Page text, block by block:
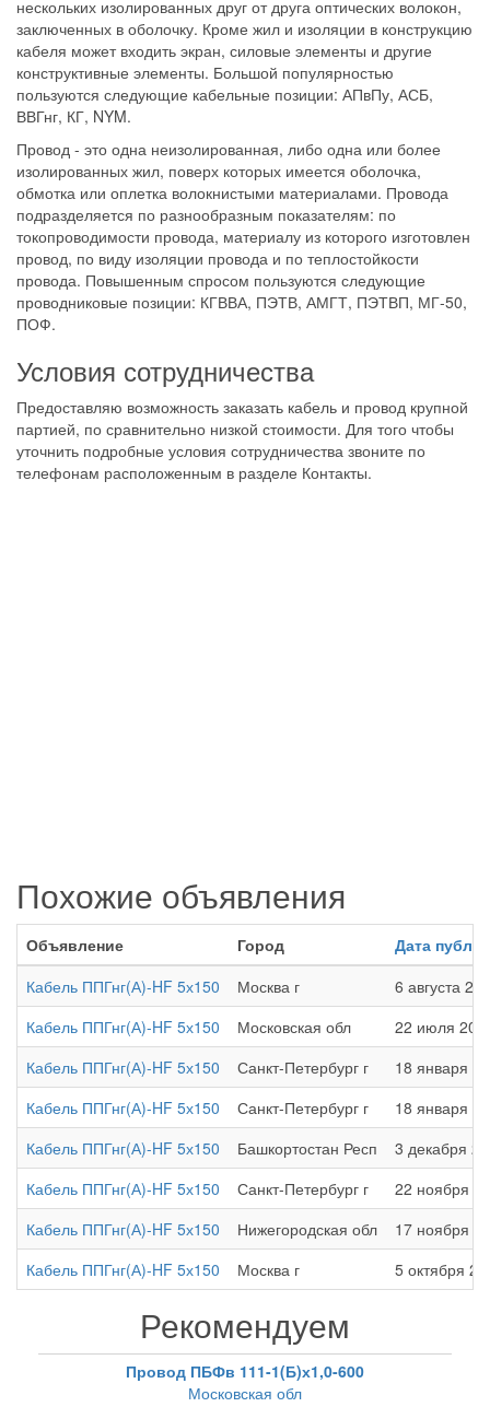
нескольких изолированных друг от друга оптических волокон,
заключенных в оболочку. Кроме жил и изоляции в конструкцию
кабеля может входить экран, силовые элементы и другие
конструктивные элементы. Большой популярностью
пользуются следующие кабельные позиции: АПвПу, АСБ,
ВВГнг, КГ, NYM.
Провод - это одна неизолированная, либо одна или более
изолированных жил, поверх которых имеется оболочка,
обмотка или оплетка волокнистыми материалами. Провода
подразделяется по разнообразным показателям: по
токопроводимости провода, материалу из которого изготовлен
провод, по виду изоляции провода и по теплостойкости
провода. Повышенным спросом пользуются следующие
проводниковые позиции: КГВВА, ПЭТВ, АМГТ, ПЭТВП, МГ-50,
ПОФ.
Условия сотрудничества
Предоставляю возможность заказать кабель и провод крупной
партией, по сравнительно низкой стоимости. Для того чтобы
уточнить подробные условия сотрудничества звоните по
телефонам расположенным в разделе Контакты.
Похожие объявления
Объявление Город
Дата
Кабель ППГнг(А)-HF 5х150
Москва г
6 августа
Кабель ППГнг(А)-HF 5х150
Московская обл
22 июля
Кабель ППГнг(А)-HF 5х150
Санкт-Петербург г
18 января
Кабель ППГнг(А)-HF 5х150
Санкт-Петербург г
18 января
Кабель ППГнг(А)-HF 5х150
Башкортостан Респ
3 декабря
Кабель ППГнг(А)-HF 5х150
Санкт-Петербург г
22 ноября
Кабель ППГнг(А)-HF 5х150
Нижегородская обл
17 ноября
Кабель ППГнг(А)-HF 5х150
Москва г 5 октября
Рекомендуем
Провод ПБФв 111-1(Б)х1,0-600
Московская обл